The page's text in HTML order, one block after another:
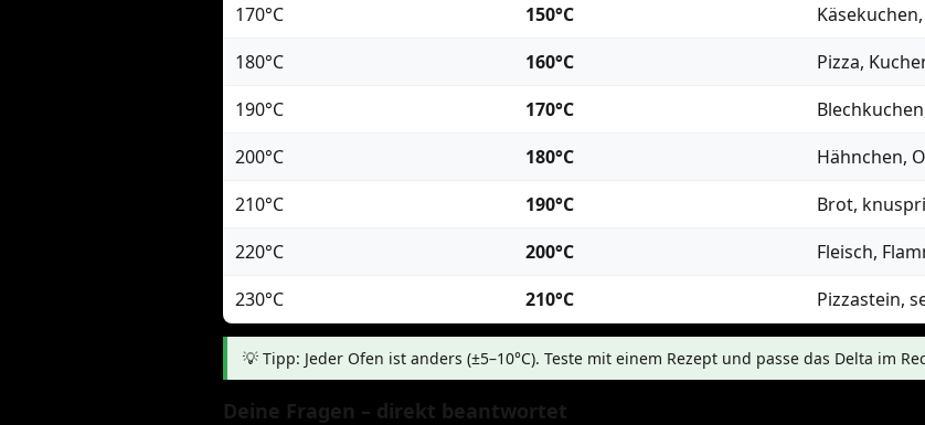
170°C
150°C
180°C
160°C
Pizza,
190°C
170°C
200°C
180°C
Hähnchen,
210°C
190°C
Brot,
220°C
200°C
Fleisch,
230°C
210°C Pizzastein,
💡 Tipp: Jeder Ofen ist anders (±5–10°C). Teste mit einem Rezept und passe das Delta im
Deine Fragen – direkt beantwortet